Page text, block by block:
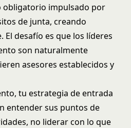
obligatorio impulsado por
de junta, creando
El desafío es que los líderes
son naturalmente
asesores establecidos y
tu estrategia de entrada
entender sus puntos de
no liderar con lo que